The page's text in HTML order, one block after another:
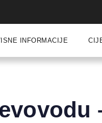
INFORMACIJE